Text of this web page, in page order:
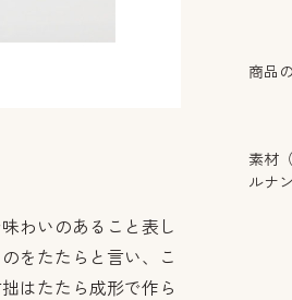
商品
素材
ルナ
わいのあること表し
をたたらと言い、こ
はたたら成形で作ら